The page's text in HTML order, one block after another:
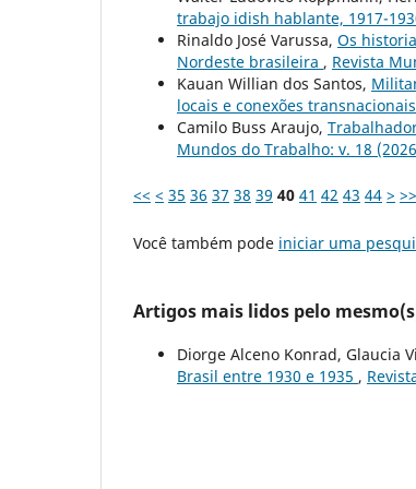
trabajo idish hablante, 1917-
Rinaldo José Varussa, Os
Nordeste brasileira , Revista
Kauan Willian dos Santos,
locais e conexões
Camilo Buss Araujo,
Mundos do Trabalho: v. 18
<< < 35 36 37 38 39 40 41 42 43 44 > >>
Você também pode iniciar uma
Artigos mais lidos pelo
Diorge Alceno Konrad, Glaucia
Brasil entre 1930 e 1935 ,